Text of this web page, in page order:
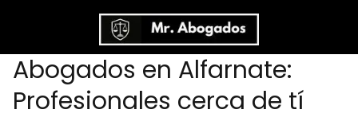
Abogados en Alfarnate:
Profesionales cerca de tí